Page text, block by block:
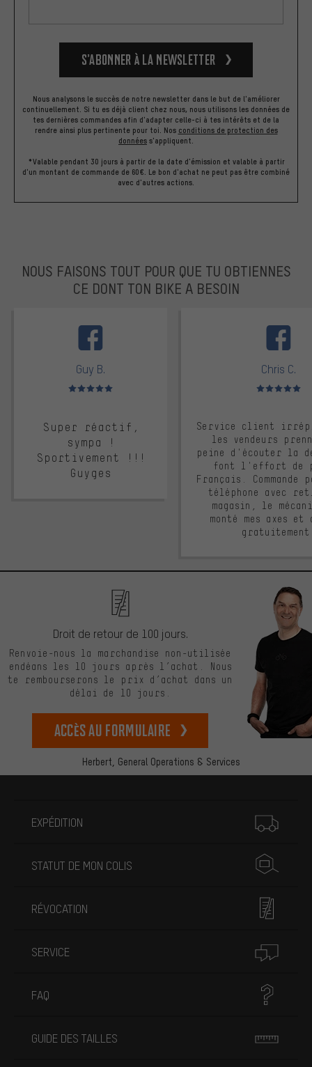
S’abonner à la newsletter
Nous analysons le succès de notre newsletter dans le but de l'améliorer
continuellement. Si tu es déjà client chez nous, nous utilisons les données de
tes dernières commandes afin d'adapter celle-ci à tes intérêts et de la
rendre ainsi plus pertinente pour toi. Nos conditions de protection des
données s'appliquent.
*Valable pendant 30 jours à partir de la date d'émission et valable à partir
d'un montant de commande de 60€. Le bon d'achat ne peut pas être combiné
avec d'autres actions.
NOUS FAISONS TOUT POUR QUE TU OBTIENNES
CE DONT TON BIKE A BESOIN
Guy B.
Note moyenne : 5 sur 5
Super réactif,
sympa !
Sportivement !!!
Guyges
Chris C.
Note moyenne :
Service client
les vendeurs
peine d'écouter la
font l'effort de
Français. Commande
téléphone avec
magasin, le
monté mes axes et
Herbert, General Operations & Services
Droit de retour de 100 jours.
Renvoie-nous la marchandise non-utilisée
endéans les 10 jours après l’achat. Nous
te rembourserons le prix d’achat dans un
délai de 10 jours.
Accès au formulaire
EXPÉDITION
STATUT DE MON COLIS
RÉVOCATION
SERVICE
FAQ
GUIDE DES TAILLES